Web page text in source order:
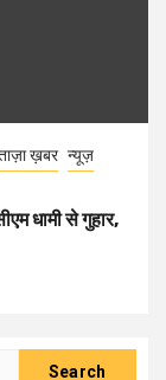
ख़बर न्यूज़
धामी से गुहार,